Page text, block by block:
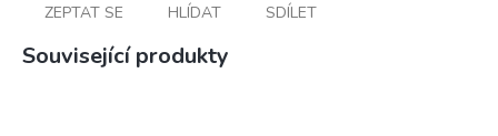
ZEPTAT SE HLÍDAT SDÍLET
Související produkty